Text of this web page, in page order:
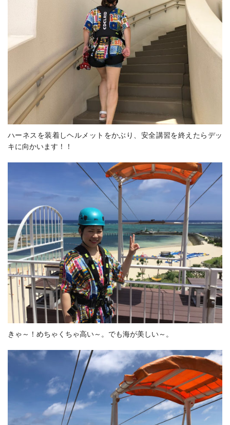
ハーネスを装着しヘルメットをかぶり、安全講習を終えたらデッ
キに向かいます！！
きゃ～！めちゃくちゃ高い～。でも海が美しい～。